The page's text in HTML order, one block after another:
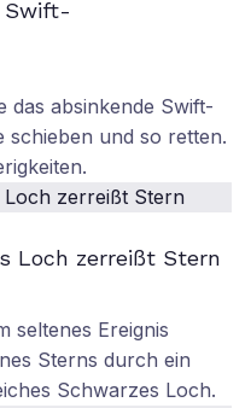
Swift-
das absinkende Swift-
schieben und so retten.
Loch zerreißt Stern
seltenes Ereignis
Sterns durch ein
Schwarzes Loch.